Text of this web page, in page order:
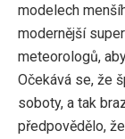
modelech
modernější
meteorologů,
Očekává se, že
soboty, a tak
předpovědělo,